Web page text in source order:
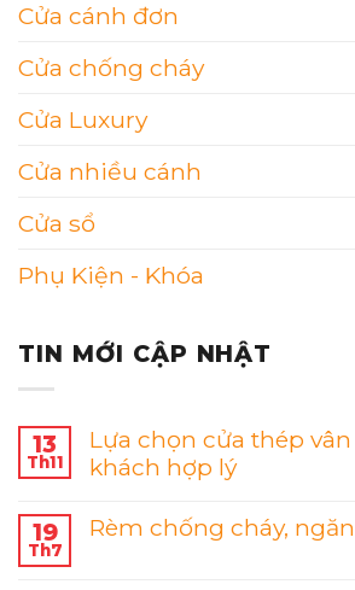
Cửa cánh đơn
Cửa chống cháy
Cửa Luxury
Cửa nhiều cánh
Cửa sổ
Phụ Kiện - Khóa
TIN MỚI CẬP NHẬT
13
Th11
Lựa chọn cửa thép
khách hợp lý
19
Th7
Rèm chống cháy,